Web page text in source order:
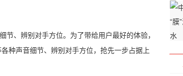
、辨别对手方位。为了带给用户最好的体验，
种声音细节、辨别对手方位，抢先一步占据上